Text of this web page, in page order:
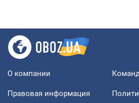
О компании
Правовая информация